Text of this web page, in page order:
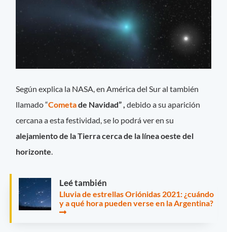
Según explica la NASA, en América del Sur al también
llamado “Cometade Navidad” ,debido a su aparición
cercana a esta festividad, se lo podrá ver en su
alejamiento de la Tierra cerca de la línea oeste del
horizonte.
Leé también
Lluvia de estrellas Oriónidas 2021: ¿cuándo
y a qué hora pueden verse en la Argentina?